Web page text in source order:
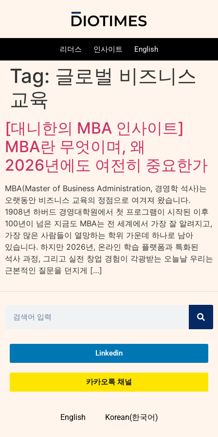
리더스 인사이트 English
Tag: 글로벌 비즈니스
교육
[대니한의 MBA 인사이트]
MBA란 무엇이며, 왜
2026년에도 여전히 중요한가
MBA(Master of Business Administration, 경영학 석사)는
오랫동안 비즈니스 교육의 정점으로 여겨져 왔습니다.
1908년 하버드 경영대학원에서 첫 프로그램이 시작된 이후
100년이 넘은 지금도 MBA는 전 세계에서 가장 잘 알려지고,
가장 많은 사람들이 열망하는 학위 가운데 하나로 남아
있습니다. 하지만 2026년, 온라인 학습 플랫폼과 특화된
석사 과정, 그리고 실전 창업 경험이 각광받는 오늘날 우리는
근본적인 질문을 던지게 […]
Linkedin
카카오톡 채널
English Korean(한국어)